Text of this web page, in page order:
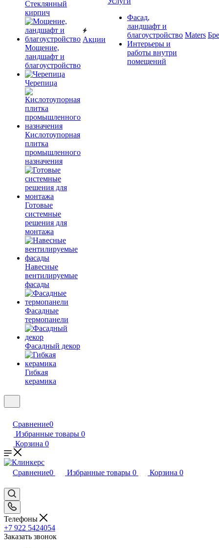
Cтеклянный
кирпич
Мощение,
ландшафт и
благоустройство
Черепица
Кислотоупорная
плитка
промышленного
назначения
Готовые
системные
решения для
монтажа
Навесные
вентилируемые
фасады
Фасадные
термопанели
Фасадный декор
Гибкая
керамика
Акции
Фасад,
ландшафт и
благоустройство
Интерьеры и
работы внутри
помещений
Maters
Сравнение0
Избранные товары 0
Корзина 0
Сравнение0 Избранные товары 0 Корзина 0
Телефоны
+7 922 5424054
Заказать звонок